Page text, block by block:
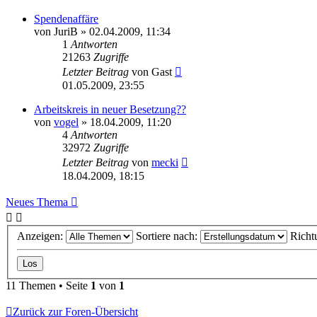
Spendenaffäre
von JuriB » 02.04.2009, 11:34
1 Antworten
21263 Zugriffe
Letzter Beitrag von Gast
01.05.2009, 23:55
Arbeitskreis in neuer Besetzung??
von vogel » 18.04.2009, 11:20
4 Antworten
32972 Zugriffe
Letzter Beitrag von mecki
18.04.2009, 18:15
Neues Thema
Anzeigen: Sortiere nach:
11 Themen • Seite 1 von 1
Zurück zur Foren-Übersicht